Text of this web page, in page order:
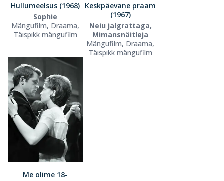
Hullumeelsus (1968)
Sophie
Mängufilm, Draama,
Täispikk mängufilm
Keskpäevane praam
(1967)
Neiu jalgrattaga,
Mimansnäitleja
Mängufilm, Draama,
Täispikk mängufilm
Me olime 18-